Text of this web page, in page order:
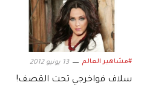
#مشاهير العالم 13 يونيو 2012
سلاف فواخرجي تحت القصف!